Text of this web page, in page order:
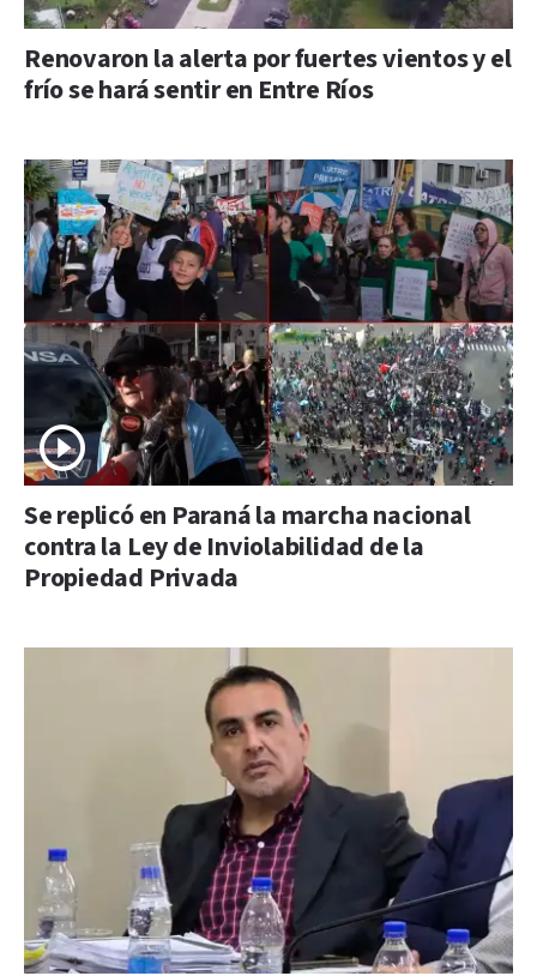
Renovaron la alerta por fuertes vientos y el
frío se hará sentir en Entre Ríos
Se replicó en Paraná la marcha nacional
contra la Ley de Inviolabilidad de la
Propiedad Privada